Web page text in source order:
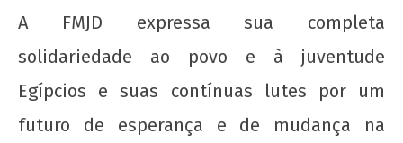
22 de
agosto
de
wp-
admin
A FMJD expressa sua completa
solidariedade ao povo e à juventude
Egípcios e suas contínuas lutes por um
futuro de esperança e de mudança na